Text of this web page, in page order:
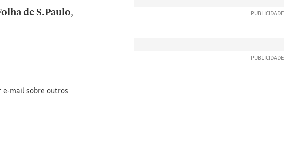
de S.Paulo,
e-mail sobre outros